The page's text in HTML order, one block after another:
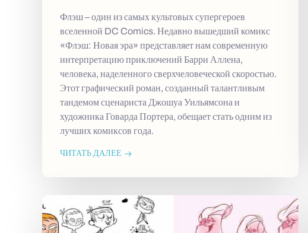
Флэш – один из самых культовых супергероев
вселенной DC Comics. Недавно вышедший комикс
«Флэш: Новая эра» представляет нам современную
интерпретацию приключений Барри Аллена,
человека, наделенного сверхчеловеческой скоростью.
Этот графический роман, созданный талантливым
тандемом сценариста Джошуа Уильямсона и
художника Говарда Портера, обещает стать одним из
лучших комиксов года.
ЧИТАТЬ ДАЛЕЕ